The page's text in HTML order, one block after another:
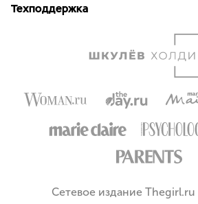
Техподдержка
Сетевое издание Thegirl.ru